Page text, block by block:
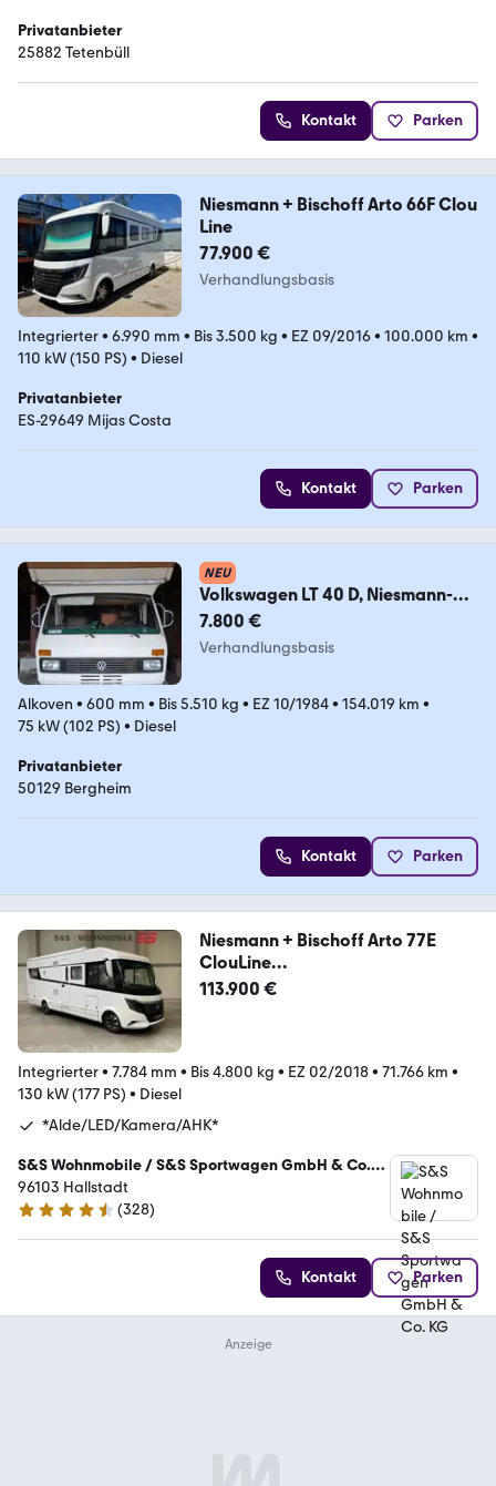
Privatanbieter
25882 Tetenbüll
Kontakt Parken
Niesmann + Bischoff Arto 66F Clou
Line
77.900 €
Verhandlungsbasis
Integrierter• 6.990 mm • Bis 3.500 kg • EZ 09/2016• 100.000 km •
110 kW (150 PS) • Diesel
Privatanbieter
ES-29649 Mijas Costa
Kontakt Parken
NEU
Volkswagen LT 40 D, Niesmann-
Bishoff Clou 570
7.800 €
Verhandlungsbasis
Alkoven • 600 mm • Bis 5.510 kg • EZ 10/1984• 154.019 km •
75 kW (102 PS) • Diesel
Privatanbieter
50129 Bergheim
Kontakt Parken
Niesmann + Bischoff Arto 77E
ClouLine
*Luft/Hyd.Hubstützen/Klima/1HD
113.900 €
Integrierter• 7.784 mm • Bis 4.800 kg • EZ 02/2018• 71.766 km •
130 kW (177 PS) • Diesel
*Alde/LED/Kamera/AHK*
S&S Wohnmobile / S&S Sportwagen GmbH & Co.
KG
96103 Hallstadt
4.7 Sterne
(328)
Kontakt Parken